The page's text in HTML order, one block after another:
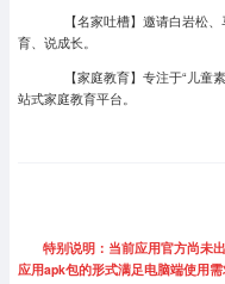
【名家吐槽】邀请白岩松、
育、说成长。
【家庭教育】专注于“儿童素
站式家庭教育平台。
特别说明：当前应用官方尚未
应用apk包的形式满足电脑端使用